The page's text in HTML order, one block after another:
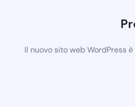
Il nuovo sito web WordPress